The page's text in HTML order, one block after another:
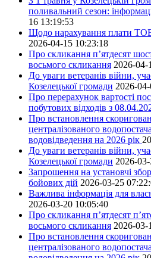
поливальний сезон:
16 13:19:53
Щодо нарахування плати
2026-04-15 10:23:18
Про скликання п’ятдесят
восьмого скликання 2026-04-
До уваги ветеранів війни,
Козелецької громади 2026-
Про перерахунок вартості
побутових відходів з
Про встановлення
централізованого
водовідведення на 2026 рік
До уваги ветеранів війни,
Козелецької громади 2026-
Запрошення на установчі
бойових дій 2026-03-25
Важлива інформація для
2026-03-20 10:05:40
Про скликання п’ятдесят
восьмого скликання 2026-03-
Про встановлення
централізованого